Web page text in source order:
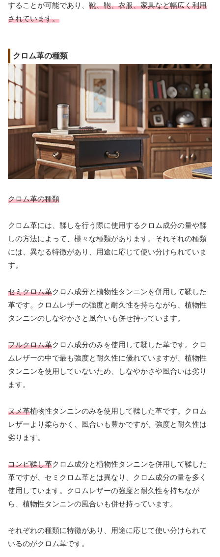
することが可能であり、 靴、鞄、衣服、家具など幅広く利用
されています。
クロム革の種類
クロム革の種類
クロム革には、鞣しを行う際に使用するクロム成分の量や鞣
しの方法によって、様々な種類があります。それぞれの種類
には、異なる特徴があり、用途に応じて使い分けられていま
す。
セミクロム革クロム成分と植物性タンニンを併用して鞣した
革です。クロムレザーの強度と耐久性を持ちながら、植物性
タンニンのしなやかさと風合いも併せ持っています。
フルクロム革クロム成分のみを使用して鞣した革です。クロ
ムレザーの中で最も強度と耐久性に優れていますが、植物性
タンニンを使用していないため、しなやかさや風合いは劣り
ます。
ヌメ革植物性タンニンのみを使用して鞣した革です。クロム
レザーより柔らかく、風合いも豊かですが、強度と耐久性は
劣ります。
コンビ鞣し革クロム成分と植物性タンニンを併用して鞣した
革ですが、セミクロム革とは異なり、クロム成分の量を多く
使用しています。クロムレザーの強度と耐久性を持ちなが
ら、植物性タンニンの風合いも併せ持っています。
それぞれの種類に特徴があり、用途に応じて使い分けられて
いるのがクロム革です。